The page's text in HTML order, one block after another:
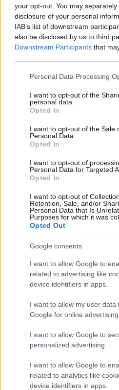
your opt-out. You may
disclosure of your personal
IAB’s list of downstream
also be disclosed by us to third
Downstream Participants that
Please note that this website/
not limited to your visit or usage
grant or deny consent to Google
use your data for below
consent section.
Personal Data Processing
I want to opt-out of the
personal data.
Opted In
I want to opt-out of the Sale
Personal Data.
Opted In
I want to opt-out of
Personal Data for Targeted
Opted In
I want to opt-out of
Retention, Sale, and/or
Personal Data that Is
Purposes for which it was
Opted Out
Google consents
I want to allow Google to
related to advertising like
device identifiers in apps.
I want to allow my user data
Google for online
I want to allow Google to
personalized advertising.
I want to allow Google to
related to analytics like
device identifiers in apps.
16·05·2023 10:17
Η Honda στέλνει τρία νέα
30·03·2023 07:45
Kia EV9: Το άνετο, ηλεκτρικό